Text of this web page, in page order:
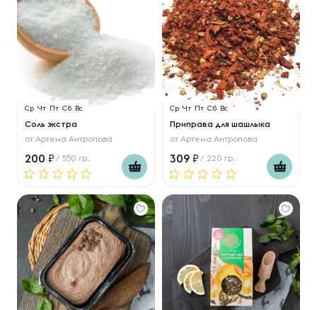
Ср Чт Пт Сб Вс
Соль экстра
от Артема Антропова
200 / 550 гр.
Ср Чт Пт Сб Вс
Приправа для шашлыка
от Артема Антропова
309 / 220 гр.